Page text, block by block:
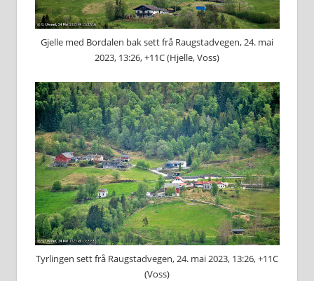
Gjelle med Bordalen bak sett frå Raugstadvegen, 24. mai
2023, 13:26, +11C (Hjelle, Voss)
Tyrlingen sett frå Raugstadvegen, 24. mai 2023, 13:26, +11C
(Voss)